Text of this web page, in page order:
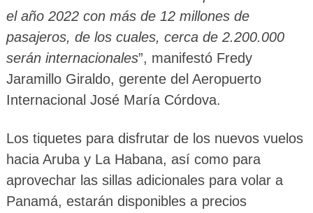
el año 2022 con más de 12 millones de
pasajeros, de los cuales, cerca de 2.200.000
serán internacionales”, manifestó Fredy
Jaramillo Giraldo, gerente del Aeropuerto
Internacional José María Córdova.
Los tiquetes para disfrutar de los nuevos vuelos
hacia Aruba y La Habana, así como para
aprovechar las sillas adicionales para volar a
Panamá, estarán disponibles a precios